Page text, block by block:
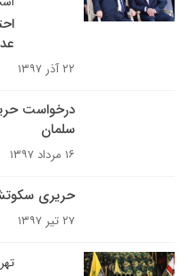
۲۲ آذر ۱۳۹۷
درخواست
سلمان
۱۶ مرداد ۱۳۹۷
حریری
۲۷ تیر ۱۳۹۷